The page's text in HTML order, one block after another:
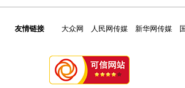
友情链接 大众网 人民网传媒 新华网传媒